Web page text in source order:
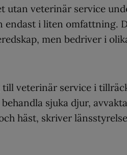
utan veterinär service
endast i liten omfattning.
men bedriver i
till veterinär service i
sjuka djur, avvakta
häst, skriver